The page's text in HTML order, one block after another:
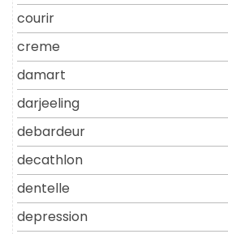
courir
creme
damart
darjeeling
debardeur
decathlon
dentelle
depression